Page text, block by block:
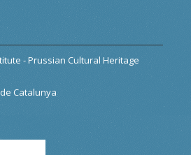
- Prussian Cultural Heritage
Catalunya